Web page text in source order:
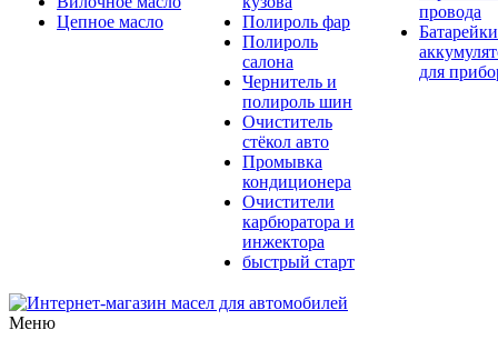
Цепное масло
Полироль фар
Полироль
салона
Чернитель и
полироль шин
Очиститель
стёкол авто
Промывка
кондиционера
Очистители
карбюратора и
инжектора
быстрый старт
провода
для
Меню